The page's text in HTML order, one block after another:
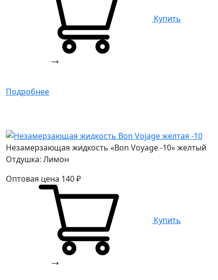
Купить
Подробнее
Незамерзающая жидкость «Bon Voyage -10» желтый
Отдушка: Лимон
Оптовая цена 140₽
Купить